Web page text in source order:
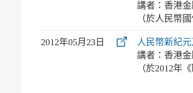
講者：香港
（於人民幣
2012年05月23日
人民幣新紀元
講者：香港
（於2012年